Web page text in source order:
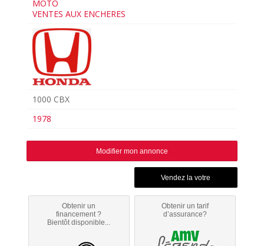
MOTO
VENTES AUX ENCHERES
1000 CBX
1978
Modifier mon annonce
Obtenir un
financement ?
Bientôt disponible...
Obtenir un tarif
d’assurance?